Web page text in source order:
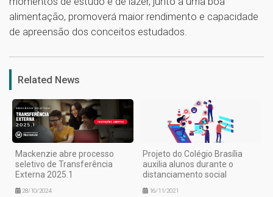
alimentação, promoverá maior rendimento e capacidade
de apreensão dos conceitos estudados.
1
Related News
Mackenzie abre processo
seletivo de Transferência
Externa 2025.1
28/10/2024
Projeto do Colégio Brasília
auxilia alunos durante o
distanciamento social
16/11/2021